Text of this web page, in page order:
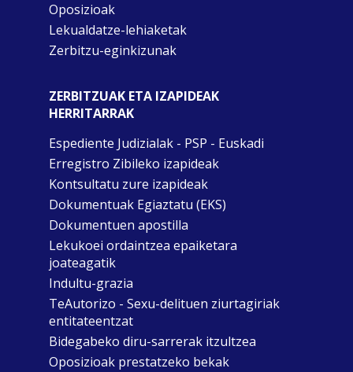
Oposizioak
Lekualdatze-lehiaketak
Zerbitzu-eginkizunak
ZERBITZUAK ETA IZAPIDEAK
HERRITARRAK
Espediente Judizialak - PSP - Euskadi
Erregistro Zibileko izapideak
Kontsultatu zure izapideak
Dokumentuak Egiaztatu (EKS)
Dokumentuen apostilla
Lekukoei ordaintzea epaiketara
joateagatik
Indultu-grazia
TeAutorizo - Sexu-delituen ziurtagiriak
entitateentzat
Bidegabeko diru-sarrerak itzultzea
Oposizioak prestatzeko bekak